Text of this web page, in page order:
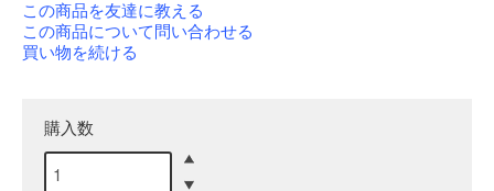
この商品を友達に教える
この商品について問い合わせる
買い物を続ける
購入数